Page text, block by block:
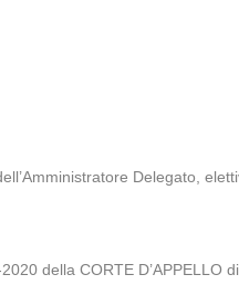
Delegato,
della CORTE D’APPELLO